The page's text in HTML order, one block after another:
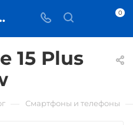
в Самаре - iЧехол 0
15 Plus
Смартфоны и телефоны